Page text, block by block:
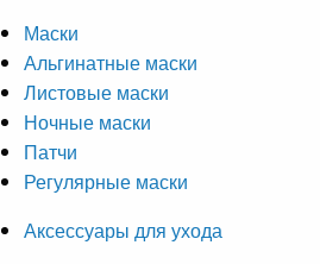
Маски
Альгинатные маски
Листовые маски
Ночные маски
Патчи
Регулярные маски
Аксессуары для ухода